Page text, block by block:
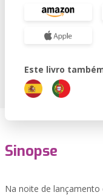
Este livro
Sinopse
Na noite de lançamento